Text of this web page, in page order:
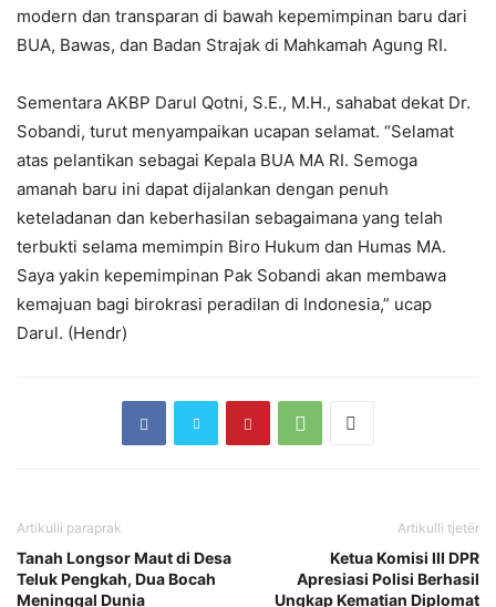
modern dan transparan di bawah kepemimpinan baru dari
BUA, Bawas, dan Badan Strajak di Mahkamah Agung RI.
Sementara AKBP Darul Qotni, S.E., M.H., sahabat dekat Dr.
Sobandi, turut menyampaikan ucapan selamat. “Selamat
atas pelantikan sebagai Kepala BUA MA RI. Semoga
amanah baru ini dapat dijalankan dengan penuh
keteladanan dan keberhasilan sebagaimana yang telah
terbukti selama memimpin Biro Hukum dan Humas MA.
Saya yakin kepemimpinan Pak Sobandi akan membawa
kemajuan bagi birokrasi peradilan di Indonesia,” ucap
Darul. (Hendr)
Artikulli paraprak
Tanah Longsor Maut di Desa
Teluk Pengkah, Dua Bocah
Meninggal Dunia
Artikulli tjetër
Ketua Komisi III DPR
Apresiasi Polisi Berhasil
Ungkap Kematian Diplomat